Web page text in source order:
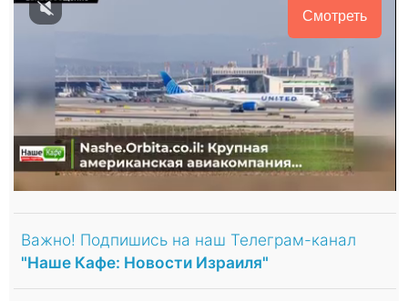
Смотреть
Важно! Подпишись на наш Телеграм-канал
"Наше Кафе: Новости Израиля"